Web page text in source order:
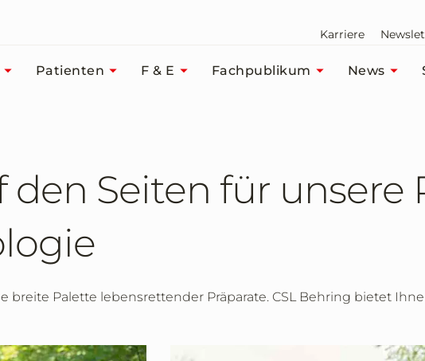
Karriere
Patienten F & E Fachpublikum News
Seiten für unsere
breite Palette lebensrettender Präparate. CSL Behring bietet